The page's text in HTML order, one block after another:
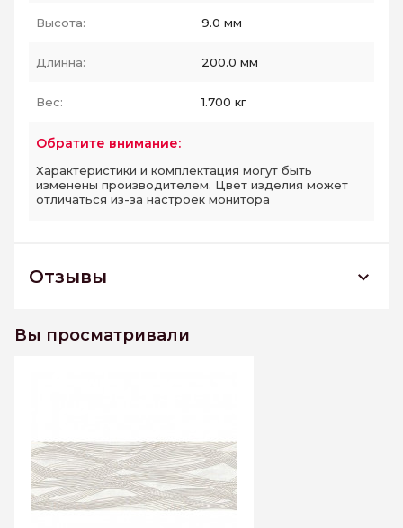
Высота: 9.0 мм
Длинна: 200.0 мм
Вес: 1.700 кг
Обратите внимание:
Характеристики и комплектация могут быть
изменены производителем. Цвет изделия может
отличаться из-за настроек монитора
Отзывы
РАСПРОДАЖА
Вы просматривали